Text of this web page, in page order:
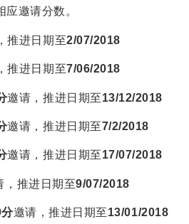
邀请分数。
推进日期至2/07/2018
推进日期至7/06/2018
邀请，推进日期至13/12/2018
邀请，推进日期至7/2/2018
邀请，推进日期至17/07/2018
，推进日期至9/07/2018
邀请，推进日期至13/01/2018